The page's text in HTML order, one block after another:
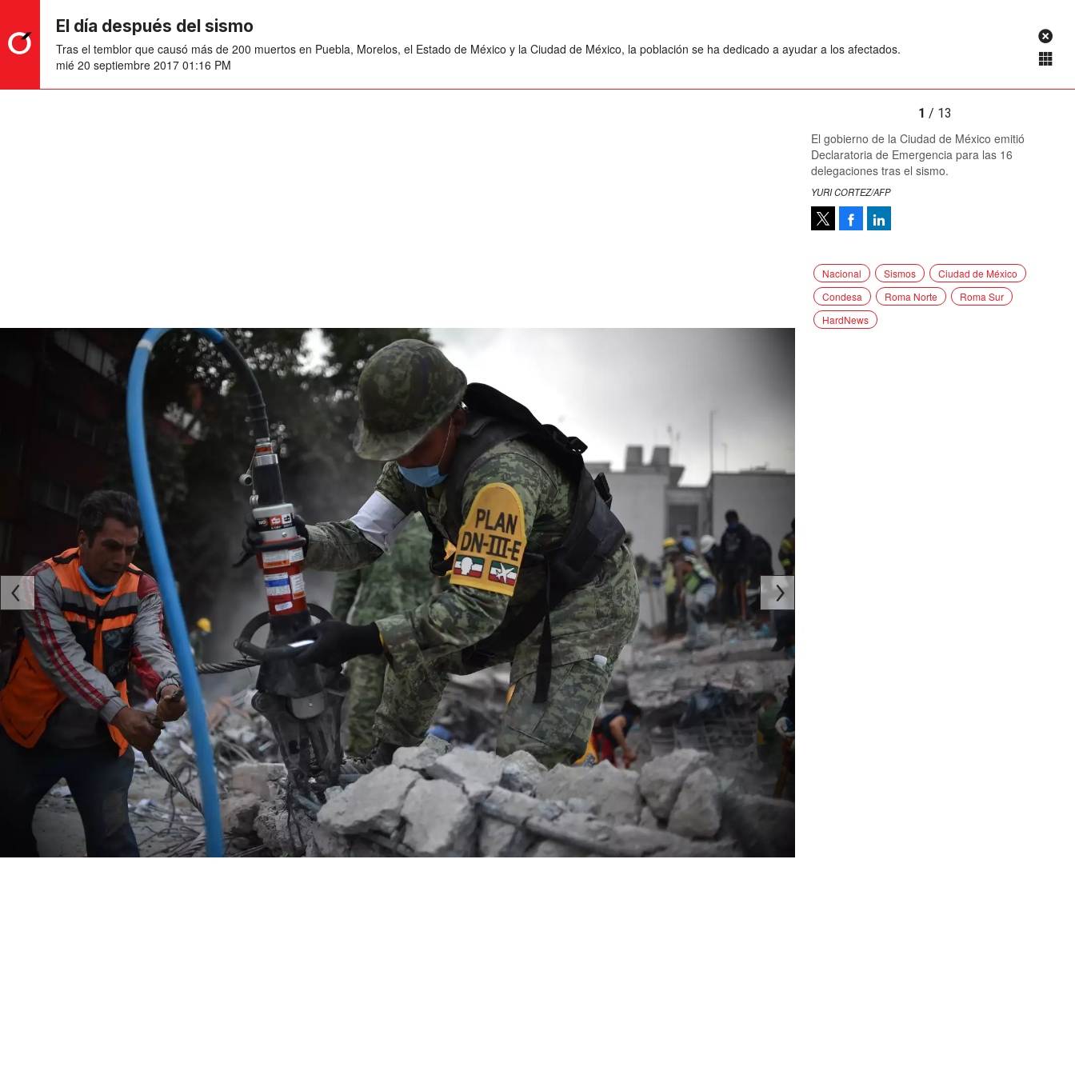
El día después del sismo
Tras el temblor que causó más de 200 muertos en Puebla, Morelos, el Estado de México y la Ciudad de México, la población se ha dedicado a ayudar a los afectados.
mié 20 septiembre 2017 01:16 PM
Nacional Sismos
Ciudad de México
Condesa
Roma Norte
Roma Sur
HardNews
1 / 13
El gobierno de la Ciudad de México emitió
Declaratoria de Emergencia para las 16
delegaciones tras el sismo.
YURI CORTEZ/AFP
Facebook